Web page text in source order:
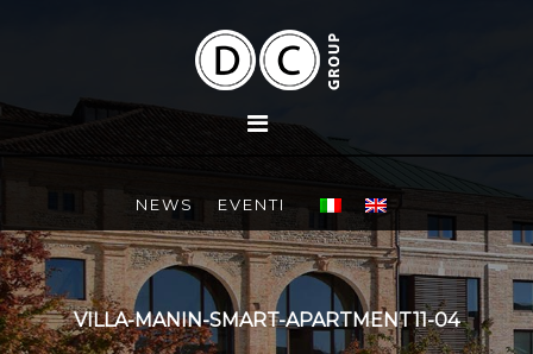
NEWS EVENTI
VILLA-MANIN-SMART-APARTMENT11-04